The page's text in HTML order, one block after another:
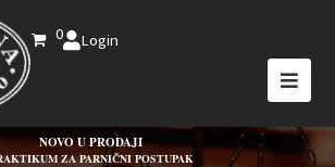
0 Login
NOVO U PRODAJI
ZA PARNIČNI POSTUPAK